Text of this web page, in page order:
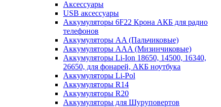
Аксессуары
USB аксессуары
Аккумуляторы 6F22 Крона АКБ для радио
телефонов
Аккумуляторы AA (Пальчиковые)
Аккумуляторы AAA (Мизинчиковые)
Аккумуляторы Li-Ion 18650, 14500, 16340,
26650, для фонарей, АКБ ноутбука
Аккумуляторы Li-Pol
Аккумуляторы R14
Аккумуляторы R20
Аккумуляторы для Шуруповертов